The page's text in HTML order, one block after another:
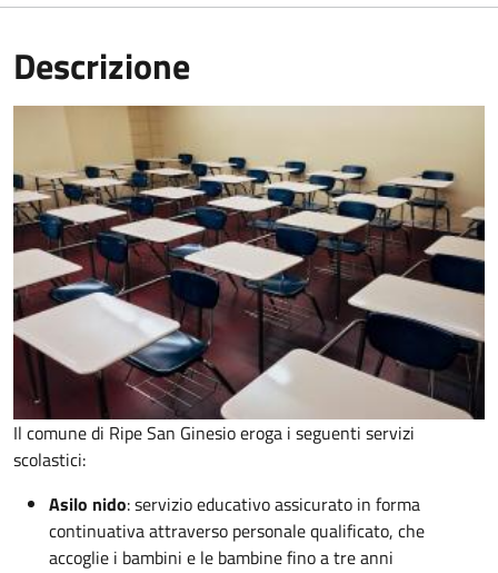
Descrizione
Il comune di Ripe San Ginesio eroga i seguenti servizi
scolastici:
Asilo nido:servizio educativo assicurato in forma
continuativa attraverso personale qualificato, che
accoglie i bambini e le bambine fino a tre anni